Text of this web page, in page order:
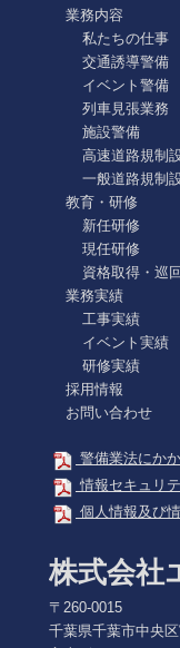
業務内容
私たちの仕事
交通誘導警備
イベント警備
列車見張業務
施設警備
高速道路規制
一般道路規制
教育・研修
新任研修
現任研修
資格取得・巡
業務実績
工事実績
イベント実績
研修実績
採用情報
お問い合わせ
警備業法にか
情報セキュリ
個人情報及び
株式会社
〒260-0015
千葉県千葉市中央